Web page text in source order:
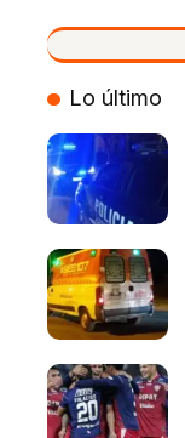
VIVO
Lo último